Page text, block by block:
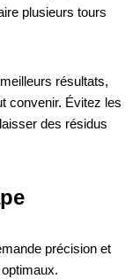
plusieurs tours
résultats,
convenir. Évitez les
des résidus
précision et